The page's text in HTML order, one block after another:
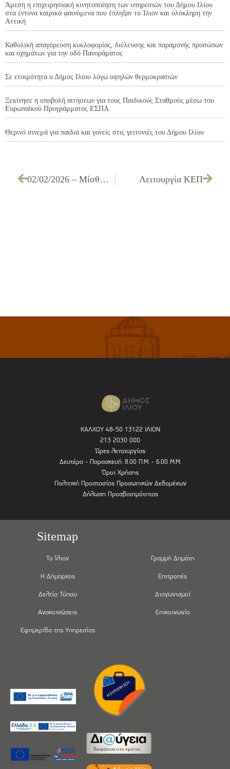
Άμεση η επιχειρησιακή κινητοποίηση των υπηρεσιών του Δήμου Ιλίου
στα έντονα καιρικά φαινόμενα που έπληξαν το Ίλιον και ολόκληρη την
Αττική
Καθολική απαγόρευση κυκλοφορίας, διέλευσης και παραμονής προσώπων
και οχημάτων για την οδό Πανοράματος
Σε ετοιμότητα ο Δήμος Ιλίου λόγω υψηλών θερμοκρασιών
Ξεκίνησε η υποβολή αιτήσεων για τους Παιδικούς Σταθμούς μέσω του
Ευρωπαϊκού Προγράμματος ΕΣΠΑ
Θερινό σινεμά για παιδιά και γονείς στις γειτονιές του Δήμου Ιλίου
02/02/2026 – Μίσθωση ακινήτου για την στέγαση του Φυσικοθεραπευτηρίου Δήμου Ιλίου Λειτουργία ΚΕΠ
ΚΑΛΧΟΥ 48-50 13122 ΙΛΙΟΝ
213 2030 000
Ώρες λειτουργίας
Δευτέρα - Παρασκευή: 8.00 Π.Μ. - 6.00 Μ.Μ.
Όροι Χρήσης
Πολιτική Προστασίας Προσωπικών Δεδομένων
Δήλωση Προσβασιμότητας
Sitemap
Το Ίλιον
Η Δήμαρχος
Δελτία Τύπου
Ανακοινώσεις
Εφημερίδα της Υπηρεσίας
Γραμμή Δημότη
Επιτροπές
Διαγωνισμοί
Επικοινωνία